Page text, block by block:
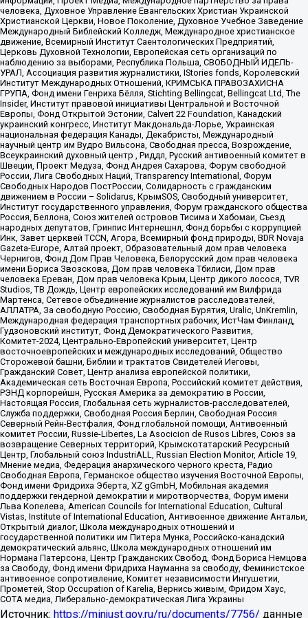
человека, Духовное Управление Евангельских Христиан Украинской
Христианской Церкви, Новое Поколение, Духовное Учебное Заведение
Международный Библейский Колледж, Международное христианское
движение, Всемирный Институт Саентологических Предприятий,
Церковь Духовной Технологии, Европейская сеть организаций по
наблюдению за выборами, Республика Польша, СВОБОДНЫЙ ИДЕЛЬ-
УРАЛ, Ассоциация развития журналистики, IStories fonds, Королевский
Институт Международных Отношений, КРИМСЬКА ПРАВОЗАХИСНА
ГРУПА, Фонд имени Генриха Бёлля, Stichting Bellingcat, Bellingcat Ltd, The
Insider, Институт правовой инициативы Центральной и Восточной
Европы, Фонд Открытой Эстонии, Calvert 22 Foundation, Канадский
украинский конгресс, Институт Макдональда-Лорье, Украинская
национальная федерация Канады, Декабристы, Международный
научный центр им Вудро Вильсона, Свободная пресса, Возрождение,
Всеукраинский духовный центр , Риддл, Русский антивоенный комитет в
Швеции, Проект Медуза, Фонд Андрея Сахарова, Форум свободной
России, Лига Свободных Наций, Transparеncy International, Форум
Свободных Народов ПостРоссии, Солидарность с гражданским
движением в России – Solidarus, КрымSOS, Свободный университет,
Институт государственного управления, Форум гражданского общества
Россия, Беллона, Союз жителей островов Тисима и Хабомаи, Съезд
народных депутатов, Гринпис Интернешнл, Фонд борьбы с коррупцией
Инк, Завет церквей TCCN, Агора, Всемирный фонд природы, BDR Novaja
Gazeta-Europe, Алтай проект, Образовательный дом прав человека
Чернигов, Фонд Дом Прав Человека, Белорусский дом прав человека
имени Бориса Звозскова, Дом прав человека Тбилиси, Дом прав
человека Ереван, Дом прав человека Крым, Центр дикого лосося, TVR
Studios, ТВ Дождь, Центр европейских исследований им Вилфрида
Мартенса, Сетевое объединение журналистов расследователей,
АЛЛАТРА, За свободную Россию, Свободная Бурятия, Uralic, UnKremlin,
Международная федерация транспортных рабочих, ИстЧам Финланд,
Гудзоновский институт, Фонд Демократического Развития,
Комитет-2024, Центрально-Европейский университет, Центр
восточноевропейских и международных исследований, Общество
Сторожевой башни, Библии и трактатов Свидетелей Иеговы,
Гражданский Совет, Центр анализа европейской политики,
Академическая сеть Восточная Европа, Российский комитет действия,
РЭНД корпорейшн, Русская Америка за демократию в России,
Настоящая Россия, Глобальная сеть журналистов-расследователей,
Служба поддержки, Свободная Россия Берлин, Свободная Россия
Северный Рейн-Вестфалия, Фонд глобальной помощи, Антивоенный
комитет России, Russie-Libertes, La Asocicion de Rusos Libres, Союз за
возвращение Северных территорий, Крымскотатарский Ресурсный
Центр, Глобальный союз IndustriALL, Russian Election Monitor, Article 19,
Мнение медиа, Федерация анархического черного креста, Радио
Свободная Европа, Германское общество изучения Восточной Европы,
Фонд имени Фридриха Эберта, XZ gGmbH, Мобильная академия
поддержки гендерной демократии и миротворчества, Форум имени
Льва Копелева, American Councils for International Education, Cultural
Vistas, Institute of International Education, Антивоенное движение Антальи,
Открытый диалог, Школа международных отношений и
государственной политики им Питера Мунка, Российско-канадский
демократический альянс, Школа международных отношений им
Нормана Патерсона, Центр Гражданских Свобод, Фонд Бориса Немцова
за Свободу, Фонд имени Фридриха Науманна за свободу, Феминистское
антивоенное сопротивление, Комитет независимости Ингушетии,
Прометей, Stop Occupation of Karelia, Вернись живым, Фридом Хаус,
СОТА медиа, Либерально-демократическая Лига Украины
Источник: https://minjust.gov.ru/ru/documents/7756/ данные